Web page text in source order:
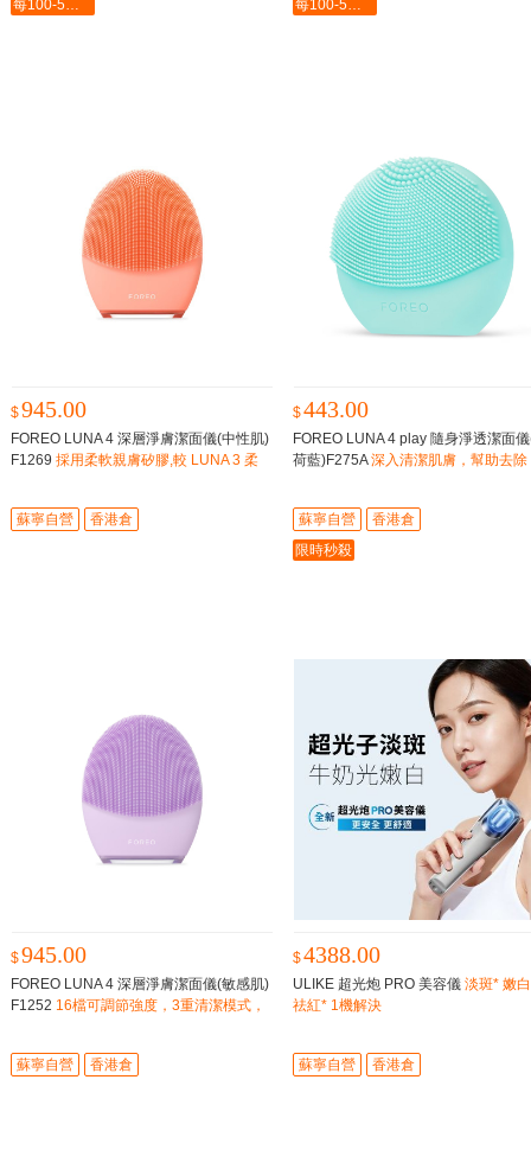
每100-5最多-2000
每100-5最多-2000
$945.00
FOREO LUNA 4 深層淨膚潔面儀(中性肌)
F1269 採用柔軟親膚矽膠,較 LUNA 3 柔
蘇寧自營 香港倉
$443.00
FOREO LUNA 4 play 隨身淨透潔面
荷藍)F275A深入清潔肌膚，幫助去除
蘇寧自營
香港倉
限時秒殺
$945.00
FOREO LUNA 4 深層淨膚潔面儀(敏感肌)
F1252 16檔可調節強度，3重清潔模式，
蘇寧自營 香港倉
$4388.00
ULIKE 超光炮 PRO 美容儀 淡斑* 嫩
祛紅* 1機解決
蘇寧自營 香港倉